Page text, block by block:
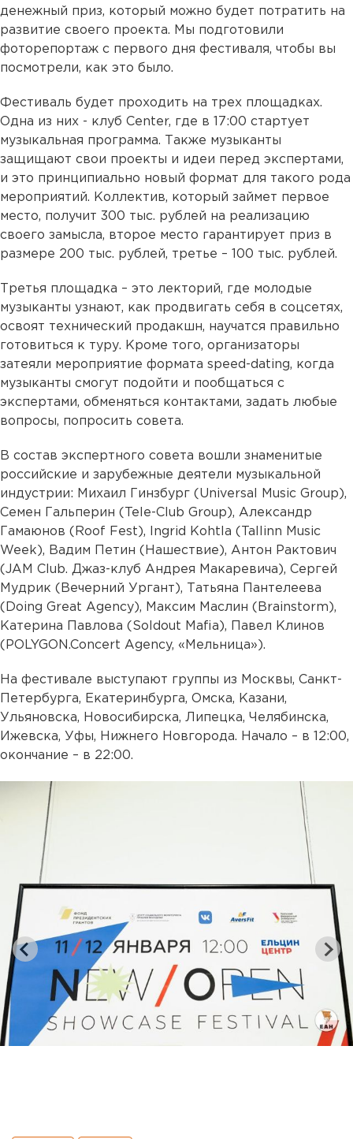
денежный приз, который можно будет потратить на
развитие своего проекта. Мы подготовили
фоторепортаж с первого дня фестиваля, чтобы вы
посмотрели, как это было.
Фестиваль будет проходить на трех площадках.
Одна из них - клуб Center, где в 17:00 стартует
музыкальная программа. Также музыканты
защищают свои проекты и идеи перед экспертами,
и это принципиально новый формат для такого рода
мероприятий. Коллектив, который займет первое
место, получит 300 тыс. рублей на реализацию
своего замысла, второе место гарантирует приз в
размере 200 тыс. рублей, третье – 100 тыс. рублей.
Третья площадка – это лекторий, где молодые
музыканты узнают, как продвигать себя в соцсетях,
освоят технический продакшн, научатся правильно
готовиться к туру. Кроме того, организаторы
затеяли мероприятие формата speed-dating, когда
музыканты смогут подойти и пообщаться с
экспертами, обменяться контактами, задать любые
вопросы, попросить совета.
В состав экспертного совета вошли знаменитые
российские и зарубежные деятели музыкальной
индустрии: Михаил Гинзбург (Universal Music Group),
Семен Гальперин (Tele-Club Group), Александр
Гамаюнов (Roof Fest), Ingrid Kohtla (Tallinn Music
Week), Вадим Петин (Нашествие), Антон Рактович
(JAM Club. Джаз-клуб Андрея Макаревича), Сергей
Мудрик (Вечерний Ургант), Татьяна Пантелеева
(Doing Great Agency), Максим Маслин (Brainstorm),
Катерина Павлова (Soldout Mafia), Павел Клинов
(POLYGON.Concert Agency, «Мельница»).
На фестивале выступают группы из Москвы, Санкт-
Петербурга, Екатеринбурга, Омска, Казани,
Ульяновска, Новосибирска, Липецка, Челябинска,
Ижевска, Уфы, Нижнего Новгорода. Начало – в 12:00,
окончание – в 22:00.